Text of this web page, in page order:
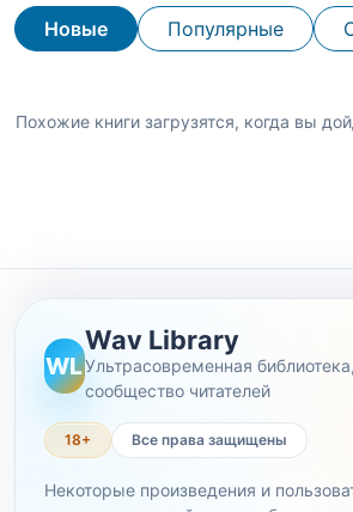
Новые Популярные
Похожие книги загрузятся, когда вы
WL
Wav Library
Ультрасовременная
сообщество читателей
18+ Все права защищены
Некоторые произведения и